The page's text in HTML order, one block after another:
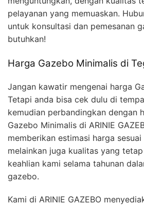
pelayanan yang memuaskan.
untuk konsultasi dan pemesanan
butuhkan!
Harga Gazebo Minimalis di
Jangan kawatir mengenai harga
Tetapi anda bisa cek dulu di
kemudian perbandingkan dengan
Gazebo Minimalis di ARINIE
memberikan estimasi harga
melainkan juga kualitas yang
keahlian kami selama tahunan
gazebo.
Kami di ARINIE GAZEBO